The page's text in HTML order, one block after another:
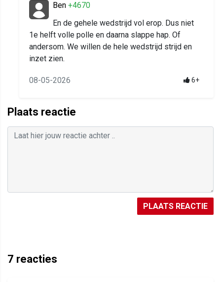
Ben +4670
En de gehele wedstrijd vol erop. Dus niet
1e helft volle polle en daarna slappe hap. Of
andersom. We willen de hele wedstrijd strijd en
inzet zien.
08-05-2026 6+
Plaats reactie
PLAATS REACTIE
7 reacties